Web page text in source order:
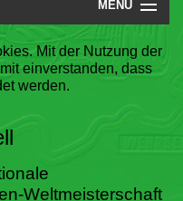
MENU
Mit der Nutzung der
einverstanden, dass
werden.
Weltmeisterschaft